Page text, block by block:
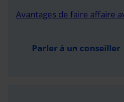
Avantages de faire affaire
Parler à un conseiller